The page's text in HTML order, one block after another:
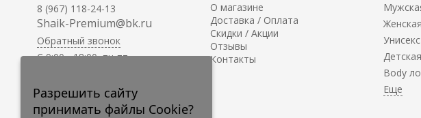
8 (967) 118-24-13
Shaik-Premium@bk.ru
Обратный звонок
C 9:00 - 18:00, пн-пт
круглосуточно.
О магазине
Доставка / Оплата
Скидки / Акции
Отзывы
Контакты
Body
Разрешить сайту
принимать файлы Cookie?